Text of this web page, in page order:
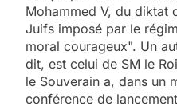
Mohammed V, du diktat
Juifs imposé par le
moral courageux". Un
dit, est celui de SM le
le Souverain a, dans un
conférence de